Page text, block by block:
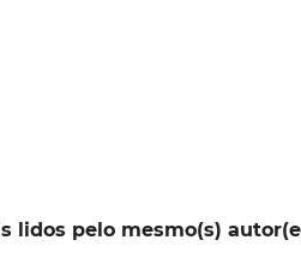
lidos pelo mesmo(s)